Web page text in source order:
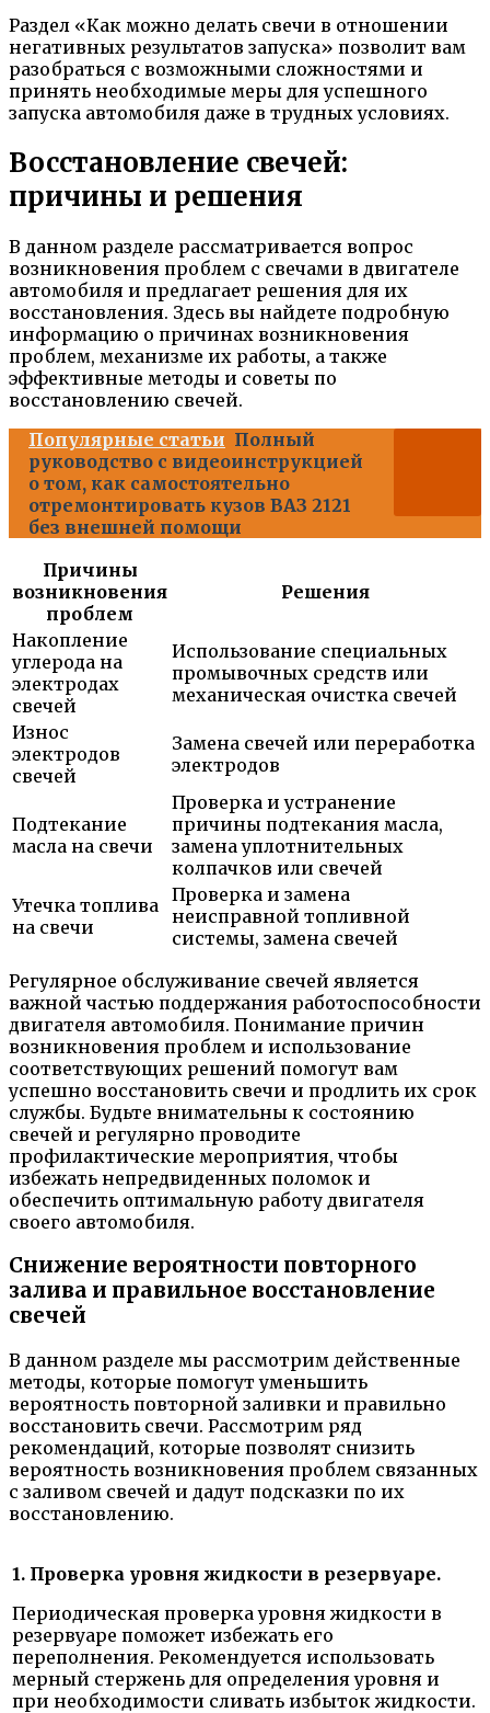
Раздел «Как можно делать свечи в отношении
негативных результатов запуска» позволит вам
разобраться с возможными сложностями и
принять необходимые меры для успешного
запуска автомобиля даже в трудных условиях.
Восстановление свечей:
причины и решения
В данном разделе рассматривается вопрос
возникновения проблем с свечами в двигателе
автомобиля и предлагает решения для их
восстановления. Здесь вы найдете подробную
информацию о причинах возникновения
проблем, механизме их работы, а также
эффективные методы и советы по
восстановлению свечей.
Популярные статьи Полный
руководство с видеоинструкцией
о том, как самостоятельно
отремонтировать кузов ВАЗ 2121
без внешней помощи
Причины
возникновения
проблем
Решения
Накопление
углерода на
электродах
свечей
Использование специальных
промывочных средств или
механическая очистка свечей
Износ
электродов
свечей
Замена свечей или переработка
электродов
Подтекание
масла на свечи
Проверка и устранение
причины подтекания масла,
замена уплотнительных
колпачков или свечей
Утечка топлива
на свечи
Проверка и замена
неисправной топливной
системы, замена свечей
Регулярное обслуживание свечей является
важной частью поддержания работоспособности
двигателя автомобиля. Понимание причин
возникновения проблем и использование
соответствующих решений помогут вам
успешно восстановить свечи и продлить их срок
службы. Будьте внимательны к состоянию
свечей и регулярно проводите
профилактические мероприятия, чтобы
избежать непредвиденных поломок и
обеспечить оптимальную работу двигателя
своего автомобиля.
Снижение вероятности повторного
залива и правильное восстановление
свечей
В данном разделе мы рассмотрим действенные
методы, которые помогут уменьшить
вероятность повторной заливки и правильно
восстановить свечи. Рассмотрим ряд
рекомендаций, которые позволят снизить
вероятность возникновения проблем связанных
с заливом свечей и дадут подсказки по их
восстановлению.
1. Проверка уровня жидкости в резервуаре.
Периодическая проверка уровня жидкости в
резервуаре поможет избежать его
переполнения. Рекомендуется использовать
мерный стержень для определения уровня и
при необходимости сливать избыток жидкости.